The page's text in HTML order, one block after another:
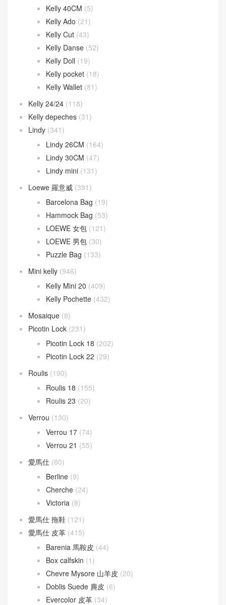
Kelly 40CM (5)
Kelly Ado (21)
Kelly Cut (43)
Kelly Danse (52)
Kelly Doll (19)
Kelly pocket (18)
Kelly Wallet (81)
Kelly 24/24 (118)
Kelly depeches (31)
Lindy (341)
Lindy 26CM (164)
Lindy 30CM (47)
Lindy mini (131)
Loewe 羅意威 (391)
Barcelona Bag (19)
Hammock Bag (53)
LOEWE 女包 (121)
LOEWE 男包 (30)
Puzzle Bag (133)
Mini kelly (946)
Kelly Mini 20 (409)
Kelly Pochette (432)
Mosaique (8)
Picotin Lock (231)
Picotin Lock 18 (202)
Picotin Lock 22 (29)
Roulis (190)
Roulis 18 (155)
Roulis 23 (20)
Verrou (130)
Verrou 17 (74)
Verrou 21 (55)
愛馬仕 (60)
Berline (9)
Cherche (24)
Victoria (8)
愛馬仕 拖鞋 (121)
愛馬仕 皮革 (415)
Barenia 馬鞍皮 (44)
Box calfskin (1)
Chevre Mysore 山羊皮 (20)
Doblis Suede 麂皮 (6)
Evercolor 皮革 (34)